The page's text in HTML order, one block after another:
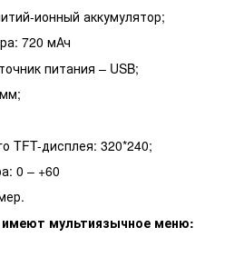
ионный аккумулятор;
720 мАч
питания – USB;
TFT-дисплея: 320*240;
0 – +60
имеют мультиязычное меню: